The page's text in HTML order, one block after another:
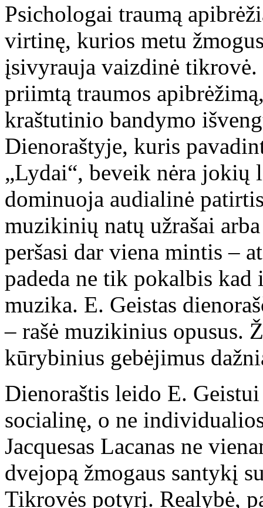
Psichologai traumą
virtinę, kurios metu
įsivyrauja vaizdinė
priimtą traumos
kraštutinio bandymo
Dienoraštyje, kuris
„Lydai“, beveik nėra
dominuoja audialinė
muzikinių natų užrašai
peršasi dar viena mintis –
padeda ne tik pokalbis
muzika. E. Geistas
– rašė muzikinius opusus.
kūrybinius gebėjimus
Dienoraštis leido E.
socialinę, o ne
Jacquesas Lacanas ne
dvejopą žmogaus santykį
Tikrovės potyrį. Realybė,